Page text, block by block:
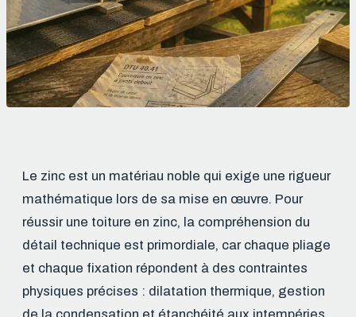
Le zinc est un matériau noble qui exige une rigueur
mathématique lors de sa mise en œuvre. Pour
réussir une toiture en zinc, la compréhension du
détail technique est primordiale, car chaque pliage
et chaque fixation répondent à des contraintes
physiques précises : dilatation thermique, gestion